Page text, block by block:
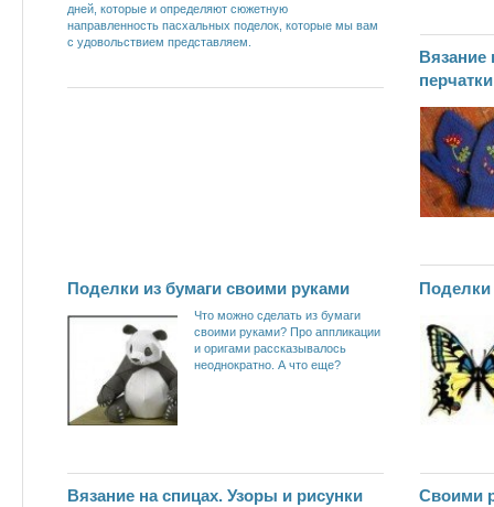
дней, которые и определяют сюжетную
направленность пасхальных поделок, которые мы вам
с удовольствием представляем.
Вязание
перчатки
Поделки из бумаги своими руками
Что можно сделать из бумаги
своими руками? Про аппликации
и оригами рассказывалось
неоднократно. А что еще?
Поделки
Вязание на спицах. Узоры и рисунки
Своими